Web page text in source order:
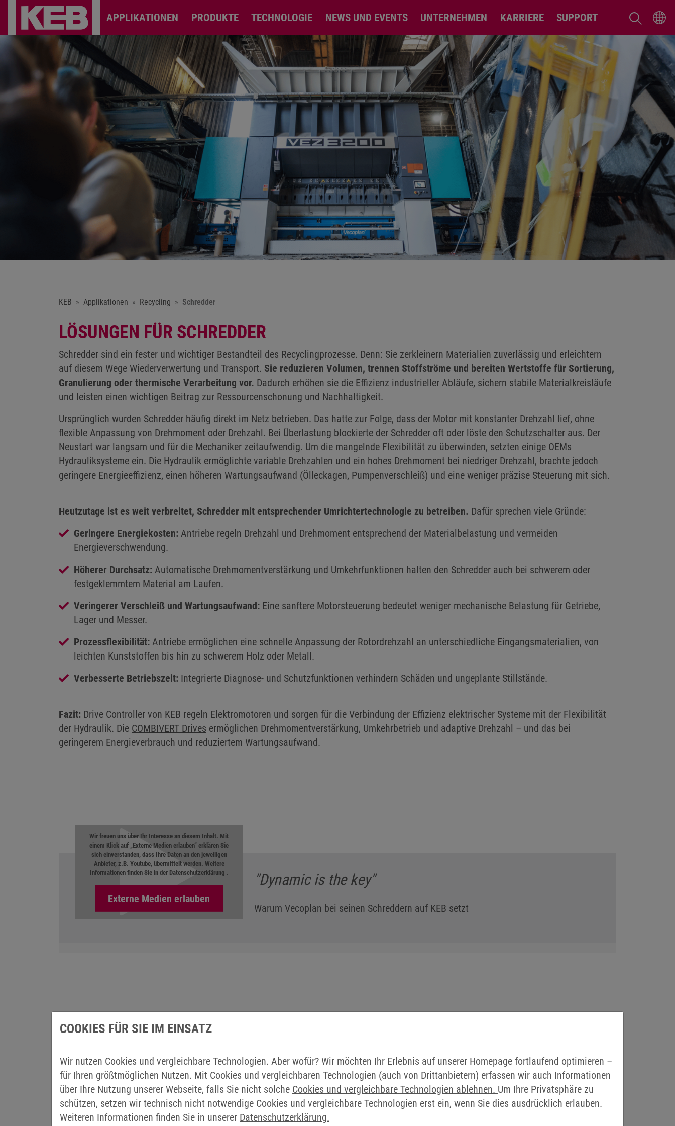
APPLIKATIONEN PRODUKTE TECHNOLOGIE NEWS UND EVENTS UNTERNEHMEN KARRIERE SUPPORT
KEB Applikationen Recycling Schredder
LÖSUNGEN FÜR SCHREDDER
Schredder sind ein fester und wichtiger Bestandteil des Recyclingprozesse. Denn: Sie zerkleinern Materialien zuverlässig und erleichtern
auf diesem Wege Wiederverwertung und Transport. Sie reduzieren Volumen, trennen Stoffströme und bereiten Wertstoffe für Sortierung,
Granulierung oder thermische Verarbeitung vor. Dadurch erhöhen sie die Effizienz industrieller Abläufe, sichern stabile Materialkreisläufe
und leisten einen wichtigen Beitrag zur Ressourcenschonung und Nachhaltigkeit.
Ursprünglich wurden Schredder häufig direkt im Netz betrieben. Das hatte zur Folge, dass der Motor mit konstanter Drehzahl lief, ohne
flexible Anpassung von Drehmoment oder Drehzahl. Bei Überlastung blockierte der Schredder oft oder löste den Schutzschalter aus. Der
Neustart war langsam und für die Mechaniker zeitaufwendig. Um die mangelnde Flexibilität zu überwinden, setzten einige OEMs
Hydrauliksysteme ein. Die Hydraulik ermöglichte variable Drehzahlen und ein hohes Drehmoment bei niedriger Drehzahl, brachte jedoch
geringere Energieeffizienz, einen höheren Wartungsaufwand (Ölleckagen, Pumpenverschleiß) und eine weniger präzise Steuerung mit sich.
Heutzutage ist es weit verbreitet, Schredder mit entsprechender Umrichtertechnologie zu betreiben. Dafür sprechen viele Gründe:
Geringere Energiekosten: Antriebe regeln Drehzahl und Drehmoment entsprechend der Materialbelastung und vermeiden
Energieverschwendung.
Höherer Durchsatz: Automatische Drehmomentverstärkung und Umkehrfunktionen halten den Schredder auch bei schwerem oder
festgeklemmtem Material am Laufen.
Veringerer Verschleiß und Wartungsaufwand: Eine sanftere Motorsteuerung bedeutet weniger mechanische Belastung für Getriebe,
Lager und Messer.
Prozessflexibilität: Antriebe ermöglichen eine schnelle Anpassung der Rotordrehzahl an unterschiedliche Eingangsmaterialien, von
leichten Kunststoffen bis hin zu schwerem Holz oder Metall.
Verbesserte Betriebszeit: Integrierte Diagnose- und Schutzfunktionen verhindern Schäden und ungeplante Stillstände.
Fazit: Drive Controller von KEB regeln Elektromotoren und sorgen für die Verbindung der Effizienz elektrischer Systeme mit der Flexibilität
der Hydraulik. Die COMBIVERT Drives ermöglichen Drehmomentverstärkung, Umkehrbetrieb und adaptive Drehzahl – und das bei
geringerem Energieverbrauch und reduziertem Wartungsaufwand.
Wir freuen uns über Ihr Interesse an diesem Inhalt. Mit
einem Klick auf „Externe Medien erlauben“ erklären Sie
sich einverstanden, dass Ihre Daten an den jeweiligen
Anbieter, z.B. Youtube, übermittelt werden. Weitere
Informationen finden Sie in der Datenschutzerklärung . "Dynamic is the key"
Warum Vecoplan bei seinen Schreddern auf KEB setzt
VERSCHIEDENE SCHREDDER. EIN KOMPLETTANBIETER.
Je nach Art der zu zerkleinernden Materialien und je nach gewünschter Korngröße kommen unterschiedliche Schreddertypen in Betracht.
Ob nun Einwellen-, Zweiwellen- oder Hammerschredder: KEB Automation hat bereits zahlreiche Projekte mit den unterschiedlichsten
Schredder-Variationen auf der ganzen Welt automatisiert. Ein Überblick über die technischen Herausforderungen.
COOKIES FÜR SIE IM EINSATZ
Wir nutzen Cookies und vergleichbare Technologien. Aber wofür? Wir möchten Ihr Erlebnis auf unserer Homepage fortlaufend optimieren –
für Ihren größtmöglichen Nutzen. Mit Cookies und vergleichbaren Technologien (auch von Drittanbietern) erfassen wir auch Informationen
über Ihre Nutzung unserer Webseite, falls Sie nicht solche Cookies und vergleichbare Technologien ablehnen. Um Ihre Privatsphäre zu
schützen, setzen wir technisch nicht notwendige Cookies und vergleichbare Technologien erst ein, wenn Sie dies ausdrücklich erlauben.
Weiteren Informationen finden Sie in unserer Datenschutzerklärung.